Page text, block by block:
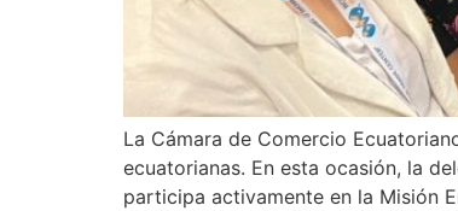
La Cámara de Comercio
ecuatorianas. En esta ocasión, la
participa activamente en la Misión